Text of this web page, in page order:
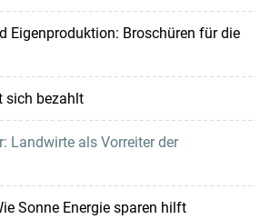
Eigenproduktion: Broschüren für die
sich bezahlt
Landwirte als Vorreiter der
Sonne Energie sparen hilft